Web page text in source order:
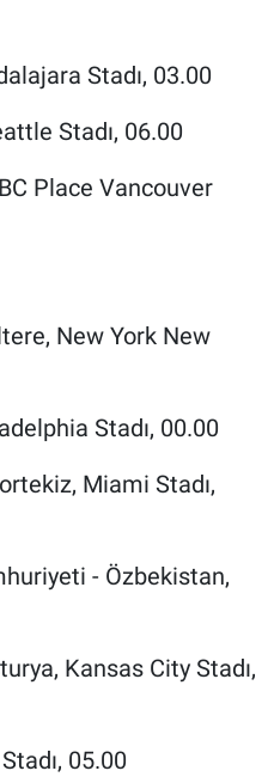
Stadı, 03.00
Stadı, 06.00
Place Vancouver
New York New
Stadı, 00.00
Miami Stadı,
- Özbekistan,
Kansas City Stadı,
05.00